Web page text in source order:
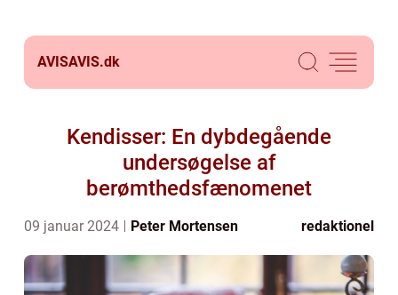
AVISAVIS.dk
Kendisser: En dybdegående
undersøgelse af
berømthedsfænomenet
09 januar 2024 Peter Mortensen redaktionel